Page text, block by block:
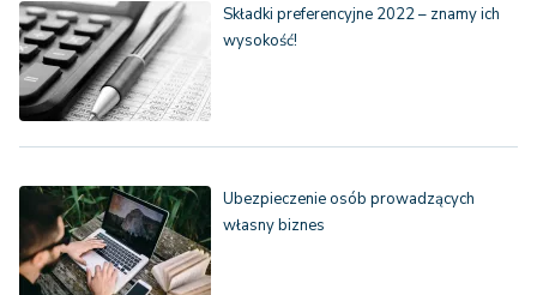
Składki preferencyjne 2022 – znamy ich
wysokość!
Ubezpieczenie osób prowadzących
własny biznes